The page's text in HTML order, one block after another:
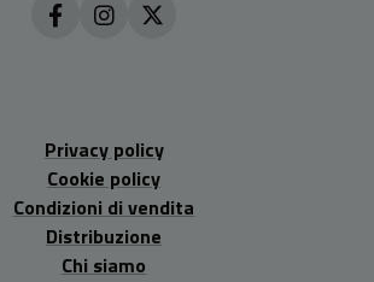
Privacy policy
Cookie policy
Condizioni di vendita
Distribuzione
Chi siamo